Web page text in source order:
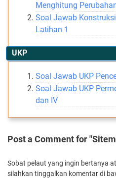
Menghitung
Soal Jawab
Latihan 1
UKP
Soal Jawab UKP
Soal Jawab UKP
dan IV
Post a Comment for
Sobat pelaut yang ingin bertanya
silahkan tinggalkan komentar di